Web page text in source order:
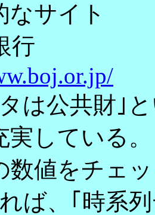
なサイト
行
は公共財｣
実している
数値をチェ
れば、｢時系